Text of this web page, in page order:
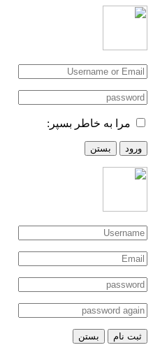
مرا به خاطر بسپر:
ورود بستن
ثبت نام بستن